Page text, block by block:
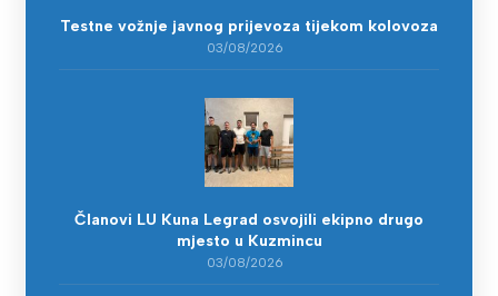
Testne vožnje javnog prijevoza tijekom kolovoza
03/08/2026
Članovi LU Kuna Legrad osvojili ekipno drugo
mjesto u Kuzmincu
03/08/2026